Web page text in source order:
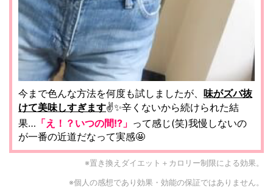
今まで色んな方法を何度も試しましたが、 味がズバ抜
けて美味しすぎます✌️✨辛くないから続けられた結
果… 「え！？ いつの間!?」 って感じ(笑)我慢しないの
が一番の近道だなって実感🤩
※置き換えダイエット＋カロリー制限による効果。
※個人の感想であり効果・効能の保証ではありません。